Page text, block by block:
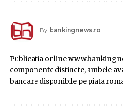
By bankingnews.ro
Publicatia online
componente distincte, ambele
bancare disponibile pe piata